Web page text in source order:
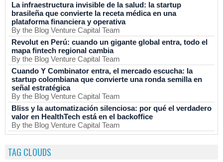
La infraestructura invisible de la salud: la startup
brasileña que convierte la receta médica en una
plataforma financiera y operativa
By the Blog Venture Capital Team
Revolut en Perú: cuando un gigante global entra, todo el
mapa fintech regional cambia
By the Blog Venture Capital Team
Cuando Y Combinator entra, el mercado escucha: la
startup colombiana que convierte una ronda semilla en
señal estratégica
By the Blog Venture Capital Team
Bliss y la automatización silenciosa: por qué el verdadero
valor en HealthTech está en el backoffice
By the Blog Venture Capital Team
TAG CLOUDS